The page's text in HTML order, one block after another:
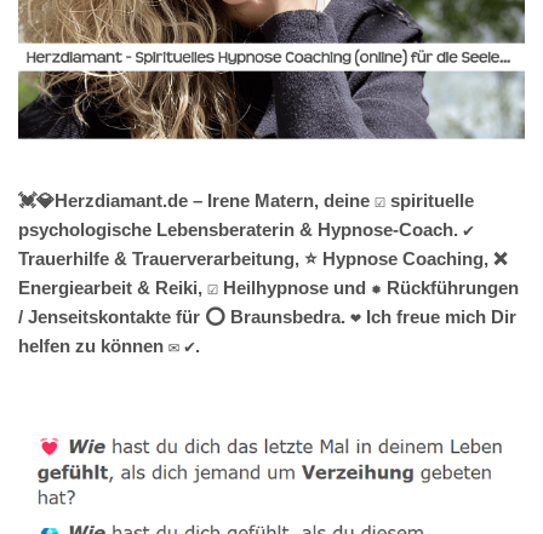
💓️💎Herzdiamant.de – Irene Matern, deine ☑️ spirituelle
psychologische Lebensberaterin & Hypnose-Coach. ✔️
Trauerhilfe & Trauerverarbeitung, ⭐ Hypnose Coaching, ❌
Energiearbeit & Reiki, ☑️ Heilhypnose und ✹ Rückführungen
/ Jenseitskontakte für ⭕ Braunsbedra. ❤ Ich freue mich Dir
helfen zu können ✉ ✔.